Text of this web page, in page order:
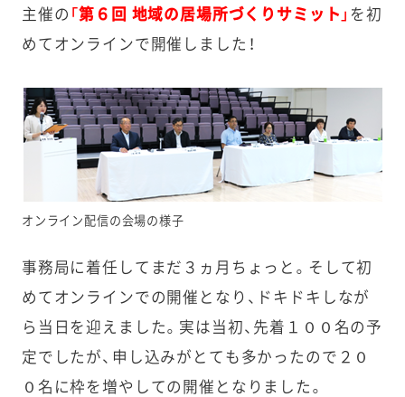
主催の 「第６回 地域の居場所づくりサミット」 を初
めてオンラインで開催しました！
オンライン配信の会場の様子
事務局に着任してまだ３ヵ月ちょっと。そして初
めてオンラインでの開催となり、ドキドキしなが
ら当日を迎えました。実は当初、先着１００名の予
定でしたが、申し込みがとても多かったので２０
０名に枠を増やしての開催となりました。